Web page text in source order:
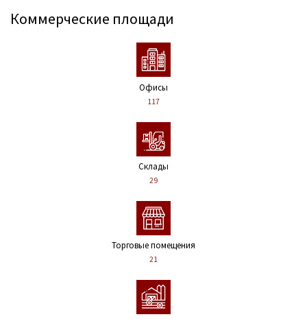
Коммерческие площади
Офисы
117
Склады
29
Торговые помещения
21